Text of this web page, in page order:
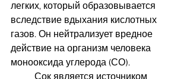
легких, который образовывается
вследствие вдыхания кислотных
газов. Он нейтрализует вредное
действие на организм человека
монооксида углерода (СО).